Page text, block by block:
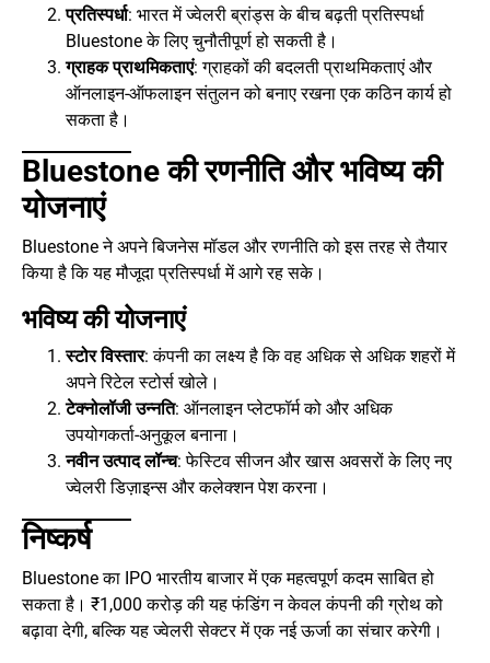
प्रतिस्पर्धा: भारत में ज्वेलरी ब्रांड्स के बीच बढ़ती प्रतिस्पर्धा
Bluestone के लिए चुनौतीपूर्ण हो सकती है।
ग्राहक प्राथमिकताएं: ग्राहकों की बदलती प्राथमिकताएं और
ऑनलाइन-ऑफलाइन संतुलन को बनाए रखना एक कठिन कार्य हो
सकता है।
Bluestone की रणनीति और भविष्य की
योजनाएं
Bluestone ने अपने बिजनेस मॉडल और रणनीति को इस तरह से तैयार
किया है कि यह मौजूदा प्रतिस्पर्धा में आगे रह सके।
भविष्य की योजनाएं
स्टोर विस्तार: कंपनी का लक्ष्य है कि वह अधिक से अधिक शहरों में
अपने रिटेल स्टोर्स खोले।
टेक्नोलॉजी उन्नति: ऑनलाइन प्लेटफॉर्म को और अधिक
उपयोगकर्ता-अनुकूल बनाना।
नवीन उत्पाद लॉन्च: फेस्टिव सीजन और खास अवसरों के लिए नए
ज्वेलरी डिज़ाइन्स और कलेक्शन पेश करना।
निष्कर्ष
Bluestone का IPO भारतीय बाजार में एक महत्वपूर्ण कदम साबित हो
सकता है। ₹1,000 करोड़ की यह फंडिंग न केवल कंपनी की ग्रोथ को
बढ़ावा देगी, बल्कि यह ज्वेलरी सेक्टर में एक नई ऊर्जा का संचार करेगी।